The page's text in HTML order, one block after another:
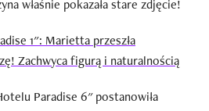
właśnie pokazała stare zdjęcie!
1": Marietta przeszła
Zachwyca figurą i naturalnością
Paradise 6" postanowiła